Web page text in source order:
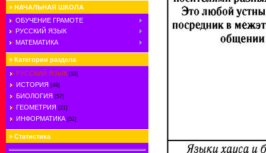
» НАЧАЛЬНАЯ ШКОЛА
ОБУЧЕНИЕ ГРАМОТЕ
РУССКИЙ ЯЗЫК
МАТЕМАТИКА
» Категории раздела
РУССКИЙ ЯЗЫК [53]
ИСТОРИЯ [49]
БИОЛОГИЯ [57]
ГЕОМЕТРИЯ [21]
ИНФОРМАТИКА [52]
» Статистика